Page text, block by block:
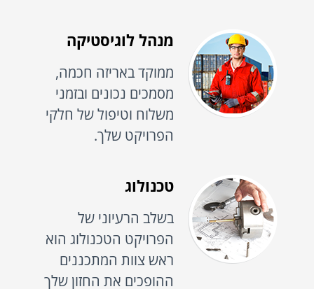
מנהל לוגיסטיקה
ממוקד באריזה חכמה,
מסמכים נכונים ובזמני
משלוח וטיפול של חלקי
הפרויקט שלך.
טכנולוג
בשלב הרעיוני של
הפרויקט הטכנולוג הוא
ראש צוות המתכננים
ההופכים את החזון שלך